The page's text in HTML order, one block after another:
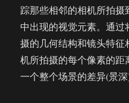
踪那些相邻的相机所拍
中出现的视觉元素。通
摄的几何结构和镜头特
机所拍摄的每个像素的
一个整个场景的差异(景深